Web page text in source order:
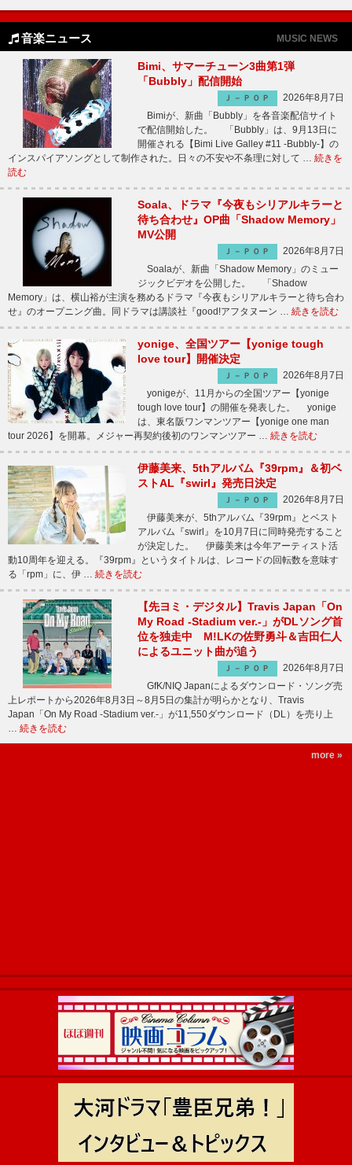
音楽ニュース MUSIC NEWS
Bimi、サマーチューン3曲第1弾
「Bubbly」配信開始
Ｊ－ＰＯＰ
2026年8月7日
Bimiが、新曲「Bubbly」を各音楽配信サイト
で配信開始した。 「Bubbly」は、9月13日に
開催される【Bimi Live Galley #11 -Bubbly-】の
インスパイアソングとして制作された。日々の不安や不条理に対して … 続きを
読む
Soala、ドラマ『今夜もシリアルキラーと
待ち合わせ』OP曲「Shadow Memory」
MV公開
Ｊ－ＰＯＰ
2026年8月7日
Soalaが、新曲「Shadow Memory」のミュー
ジックビデオを公開した。 「Shadow
Memory」は、横山裕が主演を務めるドラマ『今夜もシリアルキラーと待ち合わ
せ』のオープニング曲。同ドラマは講談社『good!アフタヌーン … 続きを読む
yonige、全国ツアー【yonige tough
love tour】開催決定
Ｊ－ＰＯＰ
2026年8月7日
yonigeが、11月からの全国ツアー【yonige
tough love tour】の開催を発表した。 yonige
は、東名阪ワンマンツアー【yonige one man
tour 2026】を開幕。メジャー再契約後初のワンマンツアー … 続きを読む
伊藤美来、5thアルバム『39rpm』＆初ベ
ストAL『swirl』発売日決定
Ｊ－ＰＯＰ
2026年8月7日
伊藤美来が、5thアルバム『39rpm』とベスト
アルバム『swirl』を10月7日に同時発売すること
が決定した。 伊藤美来は今年アーティスト活
動10周年を迎える。『39rpm』というタイトルは、レコードの回転数を意味す
る「rpm」に、伊 … 続きを読む
【先ヨミ・デジタル】Travis Japan「On
My Road -Stadium ver.-」がDLソング首
位を独走中 M!LKの佐野勇斗＆吉田仁人
によるユニット曲が追う
Ｊ－ＰＯＰ
2026年8月7日
GfK/NIQ Japanによるダウンロード・ソング売
上レポートから2026年8月3日～8月5日の集計が明らかとなり、Travis
Japan「On My Road -Stadium ver.-」が11,550ダウンロード（DL）を売り上
… 続きを読む
more »